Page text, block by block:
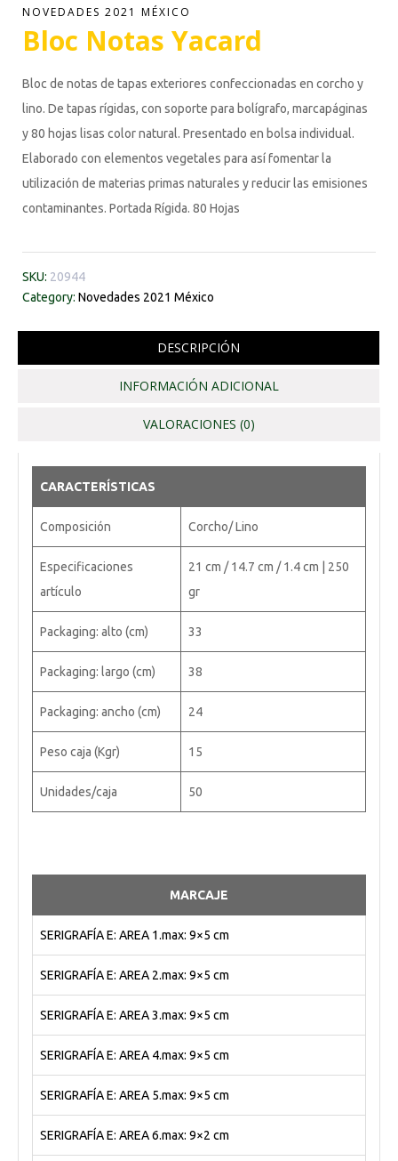
NOVEDADES 2021 MÉXICO
Bloc Notas Yacard
Bloc de notas de tapas exteriores confeccionadas en corcho y
lino. De tapas rígidas, con soporte para bolígrafo, marcapáginas
y 80 hojas lisas color natural. Presentado en bolsa individual.
Elaborado con elementos vegetales para así fomentar la
utilización de materias primas naturales y reducir las emisiones
contaminantes. Portada Rígida. 80 Hojas
SKU: 20944
Category: Novedades 2021 México
DESCRIPCIÓN
INFORMACIÓN ADICIONAL
VALORACIONES (0)
CARACTERÍSTICAS
Composición Corcho/ Lino
Especificaciones
artículo
21 cm / 14.7 cm / 1.4 cm | 250
gr
Packaging: alto (cm) 33
Packaging: largo (cm) 38
Packaging: ancho (cm) 24
Peso caja (Kgr) 15
Unidades/caja 50
MARCAJE
SERIGRAFÍA E: AREA 1.max: 9×5 cm
SERIGRAFÍA E: AREA 2.max: 9×5 cm
SERIGRAFÍA E: AREA 3.max: 9×5 cm
SERIGRAFÍA E: AREA 4.max: 9×5 cm
SERIGRAFÍA E: AREA 5.max: 9×5 cm
SERIGRAFÍA E: AREA 6.max: 9×2 cm